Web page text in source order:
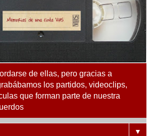
de ellas, pero gracias a
los partidos, videoclips,
que forman parte de nuestra
▼